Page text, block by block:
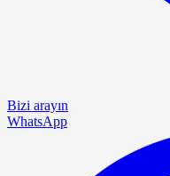
Bizi arayın
WhatsApp